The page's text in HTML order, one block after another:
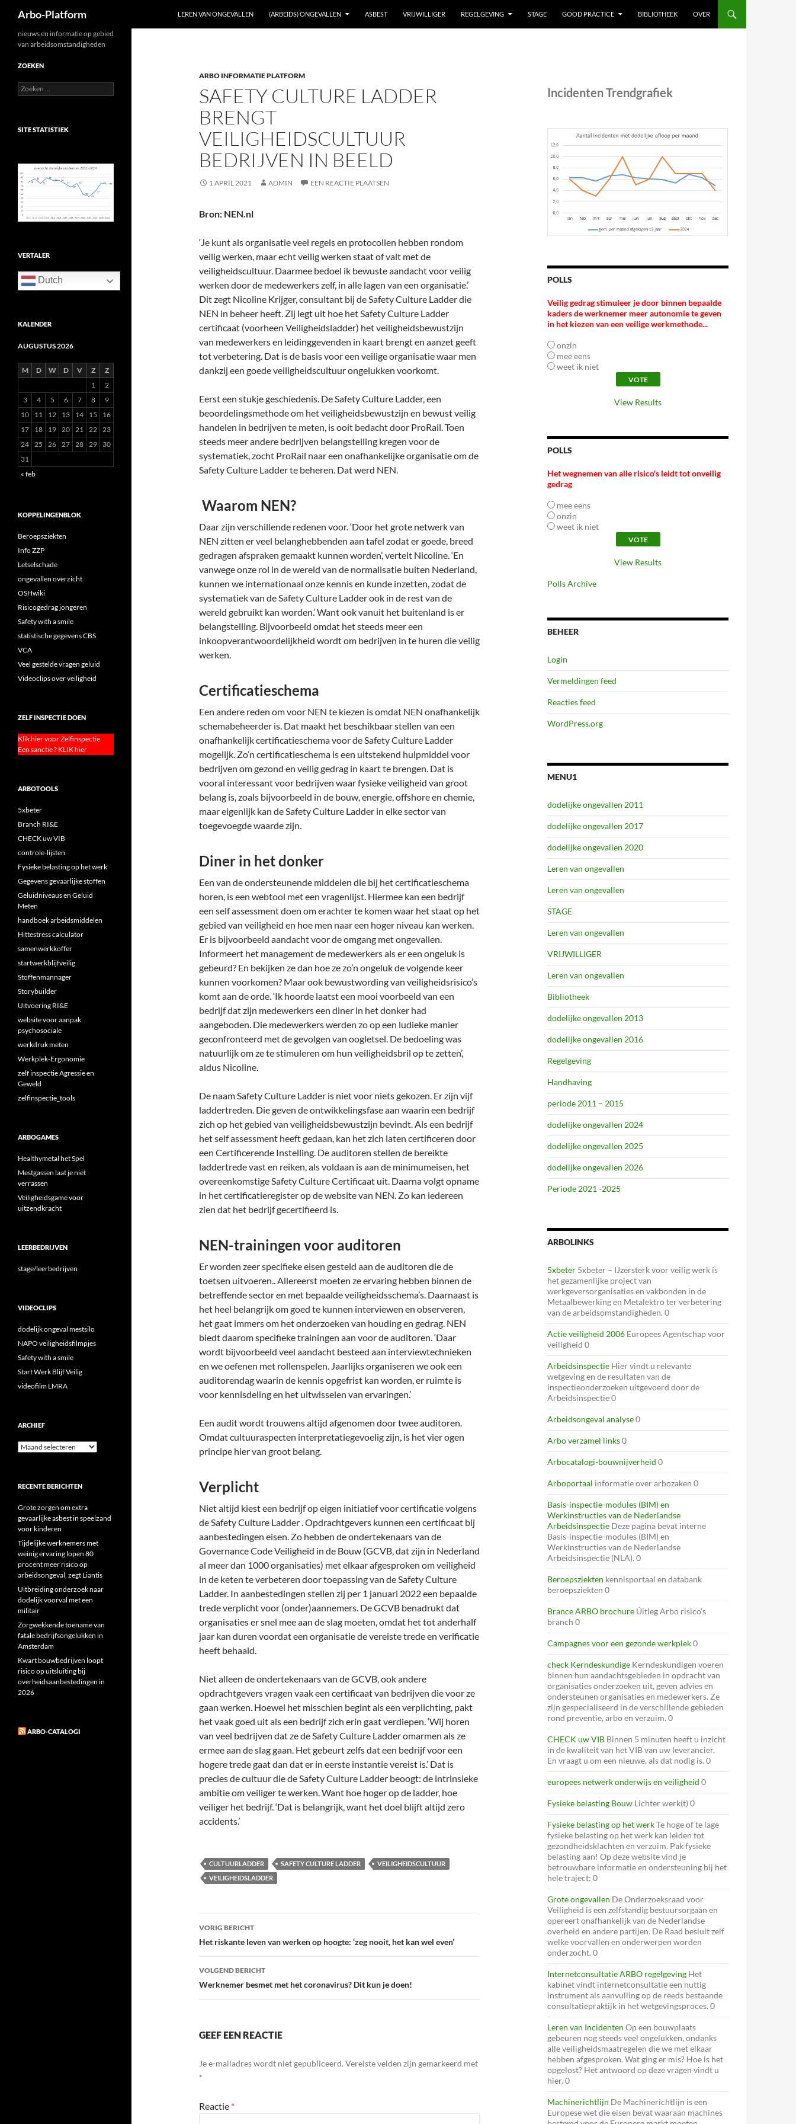
Arbo-Platform LEREN VAN ONGEVALLEN (ARBEIDS) ONGEVALLEN ASBEST VRIJWILLIGER REGELGEVING STAGE GOOD PRACTICE BIBLIOTHEEK OVER
ARBO INFORMATIE PLATFORM
SAFETY CULTURE LADDER
BRENGT
VEILIGHEIDSCULTUUR
BEDRIJVEN IN BEELD
1 APRIL 2021 ADMIN EEN REACTIE PLAATSEN
Bron: NEN.nl
‘Je kunt als organisatie veel regels en protocollen hebben rondom
veilig werken, maar echt veilig werken staat of valt met de
veiligheidscultuur. Daarmee bedoel ik bewuste aandacht voor veilig
werken door de mede­werkers zelf, in alle lagen van een organisatie.’
Dit zegt Nicoline Krijger, consultant bij de Safety Culture Ladder die
NEN in beheer heeft. Zij legt uit hoe het Safety Culture Ladder
certificaat (voorheen Veiligheidslad­der) het veiligheidsbewustzijn
van medewerkers en leidinggevenden in kaart brengt en aanzet geeft
tot verbetering. Dat is de basis voor een veilige organisatie waar men
dankzij een goede veiligheidscultuur onge­lukken voorkomt.
Eerst een stukje geschiedenis. De Safety Culture Ladder, een
beoordelingsmethode om het veiligheidsbewustzijn en bewust veilig
handelen in bedrijven te meten, is ooit bedacht door Pro­Rail. Toen
steeds meer andere bedrijven belangstelling kregen voor de
systematiek, zocht ProRail naar een onafhankelijke organisatie om de
Safety Culture Ladder te beheren. Dat werd NEN.
Waarom NEN?
Daar zijn verschillende redenen voor. ‘Door het grote netwerk van
NEN zitten er veel belanghebbenden aan tafel zodat er goe­de, breed
gedragen afspraken gemaakt kunnen worden’, vertelt Nicoline. ‘En
vanwege onze rol in de wereld van de normalisatie buiten Nederland,
kunnen we internationaal onze kennis en kunde inzetten, zodat de
systematiek van de Safety Culture Ladder ook in de rest van de
wereld gebruikt kan worden.’ Want ook vanuit het buitenland is er
belangstelling. Bijvoorbeeld omdat het steeds meer een
inkoopverantwoordelijkheid wordt om bedrijven in te huren die veilig
werken.
Certificatieschema
Een andere reden om voor NEN te kiezen is omdat NEN onafhankelijk
schemabeheerder is. Dat maakt het beschikbaar stellen van een
onafhankelijk certificatieschema voor de Safety Culture Ladder
mogelijk. Zo’n certificatieschema is een uitste­kend hulpmiddel voor
bedrijven om gezond en veilig gedrag in kaart te brengen. Dat is
vooral interessant voor bedrijven waar fysieke veiligheid van groot
belang is, zoals bijvoorbeeld in de bouw, energie, offshore en chemie,
maar eigenlijk kan de Safety Culture Ladder in elke sector van
toegevoegde waarde zijn.
Diner in het donker
Een van de ondersteunende middelen die bij het certificatie­schema
horen, is een webtool met een vragenlijst. Hiermee kan een bedrijf
een self assessment doen om erachter te komen waar het staat op het
gebied van veiligheid en hoe men naar een hoger niveau kan werken.
Er is bijvoorbeeld aandacht voor de omgang met ongevallen.
Informeert het management de medewerkers als er een ongeluk is
gebeurd? En bekijken ze dan hoe ze zo’n ongeluk de volgende keer
kunnen voorkomen? Maar ook bewustwording van veiligheidsrisico’s
komt aan de orde. ‘Ik hoorde laatst een mooi voorbeeld van een
bedrijf dat zijn medewerkers een diner in het donker had
aangeboden. Die medewerkers werden zo op een ludieke manier
geconfronteerd met de gevolgen van oogletsel. De bedoeling was
natuurlijk om ze te stimuleren om hun veiligheidsbril op te zetten’,
aldus Nicoline.
De naam Safety Culture Ladder is niet voor niets gekozen. Er zijn vijf
laddertreden. Die geven de ontwikkelingsfase aan waarin een bedrijf
zich op het gebied van veiligheidsbewustzijn bevindt. Als een bedrijf
het self assessment heeft gedaan, kan het zich laten certificeren door
een Certificerende Instelling. De auditoren stellen de bereikte
laddertrede vast en reiken, als voldaan is aan de minimumeisen, het
overeenkomstige Safety Culture Certificaat uit. Daarna volgt opname
in het certificatieregister op de website van NEN. Zo kan iedereen
zien dat het bedrijf gecertifieerd is.
NEN-trainingen voor auditoren
Er worden zeer specifieke eisen gesteld aan de auditoren die de
toetsen uitvoeren.. Allereerst moeten ze ervaring hebben binnen de
betreffende sector en met bepaalde veiligheidsschema’s. Daarnaast is
het heel belangrijk om goed te kunnen interviewen en observeren,
het gaat immers om het onderzoeken van houding en gedrag. NEN
biedt daarom specifieke trainingen aan voor de auditoren. ‘Daar
wordt bijvoorbeeld veel aandacht be­steed aan interviewtechnieken
en we oefenen met rollenspelen. Jaarlijks organiseren we ook een
auditorendag waarin de kennis opgefrist kan worden, er ruimte is
voor kennisdeling en het uitwisselen van ervaringen.’
Een audit wordt trouwens altijd afgenomen door twee auditoren.
Omdat cultuuraspecten interpretatiegevoelig zijn, is het vier ogen
principe hier van groot belang.
Verplicht
Niet altijd kiest een bedrijf op eigen initiatief voor certificatie volgens
de Safety Culture Ladder . Opdrachtgevers kunnen een certificaat bij
aanbestedingen eisen. Zo hebben de onderteke­naars van de
Governance Code Veiligheid in de Bouw (GCVB, dat zijn in Nederland
al meer dan 1000 organisaties) met elkaar afgesproken om veiligheid
in de keten te verbeteren door toepassing van de Safety Culture
Ladder. In aanbestedingen stellen zij per 1 januari 2022 een bepaalde
trede verplicht voor (onder)aannemers. De GCVB benadrukt dat
organisaties er snel mee aan de slag moeten, omdat het tot anderhalf
jaar kan duren voordat een organisatie de vereiste trede en verificatie
heeft behaald.
Niet alleen de ondertekenaars van de GCVB, ook andere
opdrachtgevers vragen vaak een certificaat van bedrijven die voor ze
gaan werken. Hoewel het misschien begint als een verplichting, pakt
het vaak goed uit als een bedrijf zich erin gaat verdiepen. ‘Wij horen
van veel bedrijven dat ze de Safety Culture Ladder omarmen als ze
ermee aan de slag gaan. Het gebeurt zelfs dat een bedrijf voor een
hogere trede gaat dan dat er in eerste instantie vereist is.’ Dat is
precies de cultuur die de Safety Culture Ladder beoogt: de intrinsieke
ambitie om veiliger te werken. Want hoe hoger op de ladder, hoe
veiliger het bedrijf. ‘Dat is belangrijk, want het doel blijft altijd zero
accidents.’
CULTUURLADDER SAFETY CULTURE LADDER
VEILIGHEIDSCULTUUR
VEILIGHEIDSLADDER
Bericht
navigatie
VORIG BERICHT
Het riskante leven van werken op hoogte: ‘zeg nooit, het kan wel even’
VOLGEND BERICHT
Werknemer besmet met het coronavirus? Dit kun je doen!
GEEF EEN REACTIE
Je e-mailadres wordt niet gepubliceerd. Vereiste velden zijn gemarkeerd met
*
Reactie *
Incidenten Trendgrafiek
POLLS
Veilig gedrag stimuleer je door binnen bepaalde
kaders de werknemer meer autonomie te geven
in het kiezen van een veilige werkmethode...
onzin
mee eens
weet ik niet
View Results
POLLS
Het wegnemen van alle risico's leidt tot onveilig
gedrag
mee eens
onzin
weet ik niet
View Results
Polls Archive
BEHEER
Login
Vermeldingen feed
Reacties feed
WordPress.org
MENU1
dodelijke ongevallen 2011
dodelijke ongevallen 2017
dodelijke ongevallen 2020
Leren van ongevallen
Leren van ongevallen
STAGE
Leren van ongevallen
VRIJWILLIGER
Leren van ongevallen
Bibliotheek
dodelijke ongevallen 2013
dodelijke ongevallen 2016
Regelgeving
Handhaving
periode 2011 – 2015
dodelijke ongevallen 2024
dodelijke ongevallen 2025
dodelijke ongevallen 2026
Periode 2021 -2025
ARBOLINKS
5xbeter 5xbeter – IJzersterk voor veilig werk is
het gezamenlijke project van
werkgeversorganisaties en vakbonden in de
Metaalbewerking en Metalektro ter verbetering
van de arbeidsomstandigheden. 0
Actie veiligheid 2006 Europees Agentschap voor
veiligheid 0
Arbeidsinspectie Hier vindt u relevante
wetgeving en de resultaten van de
inspectieonderzoeken uitgevoerd door de
Arbeidsinspectie 0
Arbeidsongeval analyse0
Arbo verzamel links0
Arbocatalogi-bouwnijverheid 0
Arboportaal informatie over arbozaken 0
Basis-inspectie-modules (BIM) en
Werkinstructies van de Nederlandse
Arbeidsinspectie Deze pagina bevat interne
Basis-inspectie-modules (BIM) en
Werkinstructies van de Nederlandse
Arbeidsinspectie (NLA). 0
Beroepsziekten kennisportaal en databank
beroepsziekten 0
Brance ARBO brochure Úitleg Arbo risico’s
branch 0
Campagnes voor een gezonde werkplek0
check Kerndeskundige Kerndeskundigen voeren
binnen hun aandachtsgebieden in opdracht van
organisaties onderzoeken uit, geven advies en
ondersteunen organisaties en medewerkers. Ze
zijn gespecialiseerd in de verschillende gebieden
rond preventie, arbo en verzuim. 0
CHECK uw VIB Binnen 5 minuten heeft u inzicht
in de kwaliteit van het VIB van uw leverancier.
En vraagt u om een nieuwe, als dat nodig is. 0
europees netwerk onderwijs en veiligheid 0
Fysieke belasting Bouw Lichter werk(t) 0
Fysieke belasting op het werkTe hoge of te lage
fysieke belasting op het werk kan leiden tot
gezondheidsklachten en verzuim. Pak fysieke
belasting aan! Op deze website vind je
betrouwbare informatie en ondersteuning bij het
hele traject: 0
Grote ongevallen De Onderzoeksraad voor
Veiligheid is een zelfstandig bestuursorgaan en
opereert onafhankelijk van de Nederlandse
overheid en andere partijen. De Raad besluit zelf
welke voorvallen en onderwerpen worden
onderzocht. 0
Internetconsultatie ARBO regelgeving Het
kabinet vindt internetconsultatie een nuttig
instrument als aanvulling op de reeds bestaande
consultatiepraktijk in het wetgevingsproces. 0
Leren van Incidenten Op een bouwplaats
gebeuren nog steeds veel ongelukken, ondanks
alle veiligheidsmaatregelen die we met elkaar
hebben afgesproken. Wat ging er mis? Hoe is het
opgelost? Het antwoord op deze vragen vindt u
hier. 0
Machinerichtlijn De Machinerichtlijn is een
Europese wet die eisen bevat waaraan machines
nieuws en informatie op gebied
van arbeidsomstandigheden
ZOEKEN
Zoeken
naar:
SITE STATISTIEK
VERTALER
Dutch
KALENDER
AUGUSTUS 2026
M D W D V Z
Z
1
2
3
4 5 6 7 8
9
10
11 12 13 14 15
16
17
18 19 20 21 22
23
24
25 26 27 28 29
30
31
« feb
KOPPELINGENBLOK
Beroepsziekten
Info ZZP
Letselschade
ongevallen overzicht
OSHwiki
Risicogedrag jongeren
Safety with a smile
statistische gegevens CBS
VCA
Veel gestelde vragen geluid
Videoclips over veiligheid
ZELF INSPECTIE DOEN
Klik hier voor Zelfinspectie
Een sanctie ? KLIK hier
ARBOTOOLS
5xbeter
Branch RI&E
CHECK uw VIB
controle-lijsten
Fysieke belasting op het werk
Gegevens gevaarlijke stoffen
Geluidniveaus en Geluid
Meten
handboek arbeidsmiddelen
Hittestress calculator
samenwerkkoffer
startwerkblijfveilig
Stoffenmannager
Storybuilder
Uitvoering RI&E
website voor aanpak
psychosociale
werkdruk meten
Werkplek-Ergonomie
zelf inspectie Agressie en
Geweld
zelfinspectie_tools
ARBOGAMES
Healthymetal het Spel
Mestgassen laat je niet
verrassen
Veiligheidsgame voor
uitzendkracht
LEERBEDRIJVEN
stage/leerbedrijven
VIDEOCLIPS
dodelijk ongeval mestsilo
NAPO veiligheidsfilmpjes
Safety with a smile
Start Werk Blijf Veilig
videofilm LMRA
ARCHIEF
Archief
RECENTE BERICHTEN
Grote zorgen om extra
gevaarlijke asbest in speelzand
voor kinderen
Tijdelijke werknemers met
weinig ervaring lopen 80
procent meer risico op
arbeidsongeval, zegt Liantis
Uitbreiding onderzoek naar
dodelijk voorval met een
militair
Zorgwekkende toename van
fatale bedrijfsongelukken in
Amsterdam
Kwart bouwbedrijven loopt
risico op uitsluiting bij
overheidsaanbestedingen in
2026
ARBO-CATALOGI